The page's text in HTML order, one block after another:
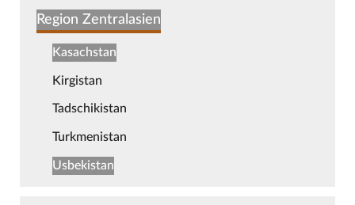
Region Zentralasien
Kasachstan
Kirgistan
Tadschikistan
Turkmenistan
Usbekistan